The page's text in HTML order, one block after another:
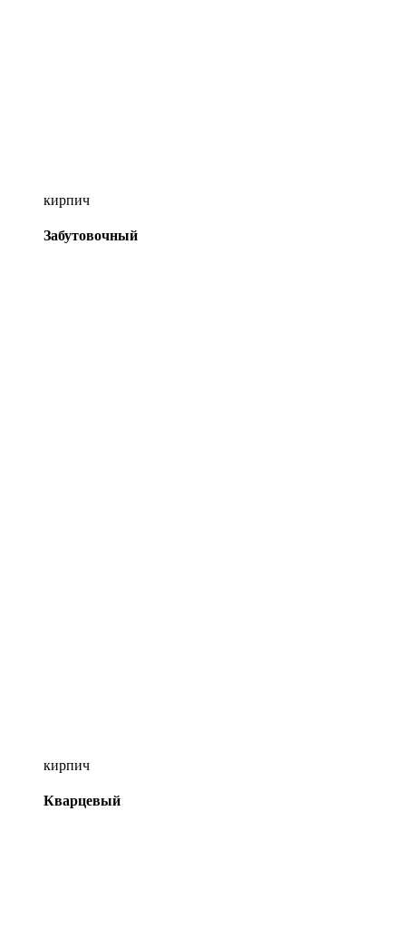
кирпич
Забутовочный
кирпич
Кварцевый